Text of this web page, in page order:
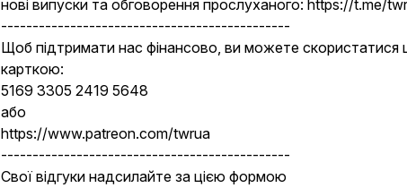
нові випуски та обговорення прослуханого: https://t.me/
----------------------------------------------
Щоб підтримати нас фінансово, ви можете скористатися
карткою:
5169 3305 2419 5648
або
https://www.patreon.com/twrua
----------------------------------------------
Свої відгуки надсилайте за цією формою